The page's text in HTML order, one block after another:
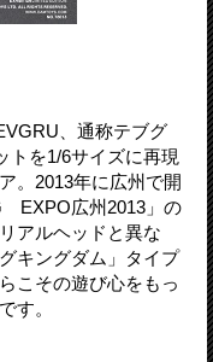
、通称テブグ
トを1/6サイズに再現
。2013年に広州で開
EXPO広州2013」の
アルヘッドと異な
キングダム」タイプ
こその遊び心をもっ
す。